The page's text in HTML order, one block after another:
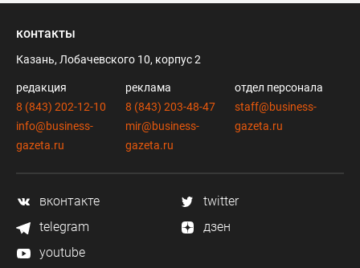
контакты
Казань, Лобачевского 10, корпус 2
редакция
8 (843) 202-12-10
info@business-
gazeta.ru
реклама
8 (843) 203-48-47
mir@business-
gazeta.ru
отдел персонала
staff@business-
gazeta.ru
вконтакте
twitter
telegram
дзен
youtube